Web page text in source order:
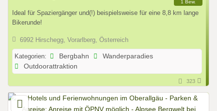
1 Bew.
Ideal für Spaziergänger und(!) beispielsweise für eine 8,8 km lange
Bikerunde!
6992 Hirschegg, Vorarlberg, Österreich
Kategorien: Bergbahn
Wanderparadies
Outdoorattraktion
323